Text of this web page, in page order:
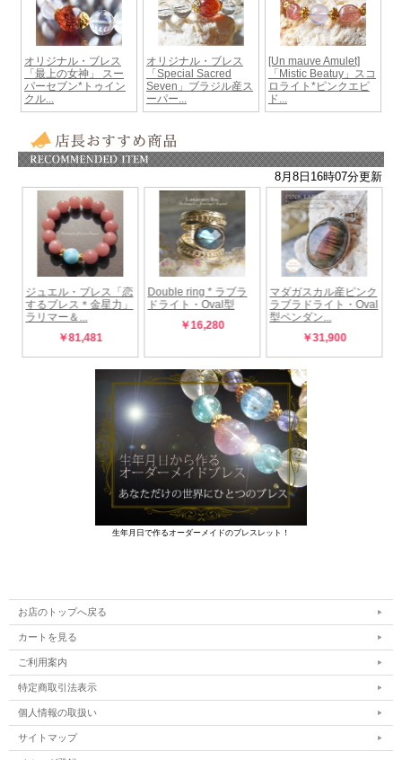
生年月日で作るオーダーメイドのブレスレット！
お店のトップへ戻る
カートを見る
ご利用案内
特定商取引法表示
個人情報の取扱い
サイトマップ